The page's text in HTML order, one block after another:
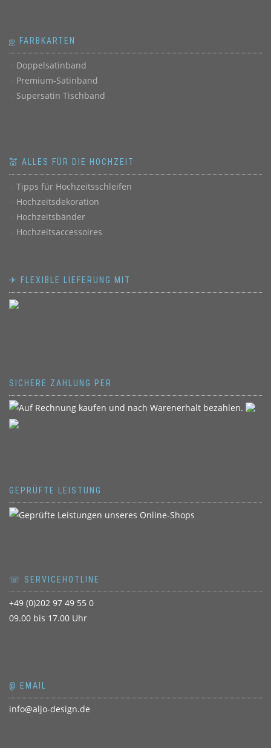
ஐ FARBKARTEN
Doppelsatinband
Premium-Satinband
Supersatin Tischband
💒 ALLES FÜR DIE HOCHZEIT
Tipps für Hochzeitsschleifen
Hochzeitsdekoration
Hochzeitsbänder
Hochzeitsaccessoires
✈ FLEXIBLE LIEFERUNG MIT
SICHERE ZAHLUNG PER
GEPRÜFTE LEISTUNG
☏ SERVICEHOTLINE
+49 (0)202 97 49 55 0
09.00 bis 17.00 Uhr
@ EMAIL
info@aljo-design.de